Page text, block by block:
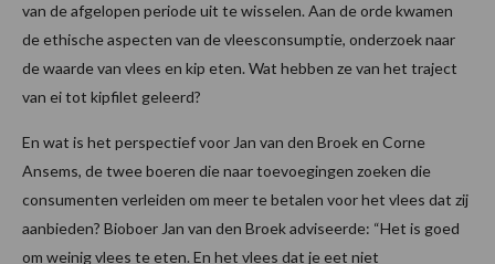
van de afgelopen periode uit te wisselen. Aan de orde kwamen
de ethische aspecten van de vleesconsumptie, onderzoek naar
de waarde van vlees en kip eten. Wat hebben ze van het traject
van ei tot kipfilet geleerd?
En wat is het perspectief voor Jan van den Broek en Corne
Ansems, de twee boeren die naar toevoegingen zoeken die
consumenten verleiden om meer te betalen voor het vlees dat zij
aanbieden? Bioboer Jan van den Broek adviseerde: “Het is goed
om weinig vlees te eten. En het vlees dat je eet niet